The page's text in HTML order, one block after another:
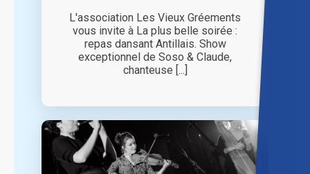
L'association Les Vieux Gréements
vous invite à La plus belle soirée :
repas dansant Antillais. Show
exceptionnel de Soso & Claude,
chanteuse [...]